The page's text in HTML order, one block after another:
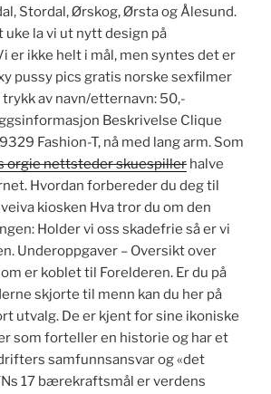
Stordal, Ørskog, Ørsta og Ålesund.
uke la vi ut nytt design på
er ikke helt i mål, men syntes det er
pussy pics gratis norske sexfilmer
av navn/etternavn: 50,-
Beskrivelse Clique
Fashion-T, nå med lang arm. Som
orgie nettsteder skuespiller halve
Hvordan forbereder du deg til
kiosken Hva tror du om den
Holder vi oss skadefrie så er vi
Underoppgaver – Oversikt over
er koblet til Forelderen. Er du på
skjorte til menn kan du her på
utvalg. De er kjent for sine ikoniske
som forteller en historie og har et
samfunnsansvar og «det
17 bærekraftsmål er verdens